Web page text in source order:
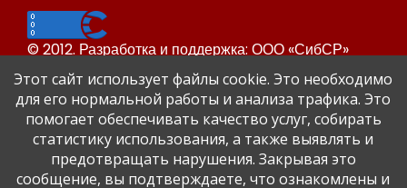
© 2012. Разработка и поддержка: ООО «СибСР»
Все права защищены законом и международными
соглашениями.
Этот сайт использует файлы cookie. Это необходимо
для его нормальной работы и анализа трафика. Это
помогает обеспечивать качество услуг, собирать
статистику использования, а также выявлять и
предотвращать нарушения. Закрывая это
сообщение, вы подтверждаете, что ознакомлены и